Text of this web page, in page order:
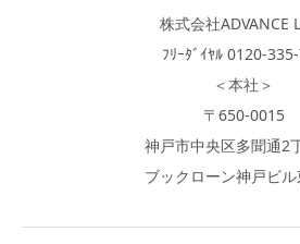
株式会社ADVANCE
ﾌﾘｰﾀﾞｲﾔﾙ 0120-
＜本社＞
〒650-0015
神戸市中央区多聞通2
ブックローン神戸ビル